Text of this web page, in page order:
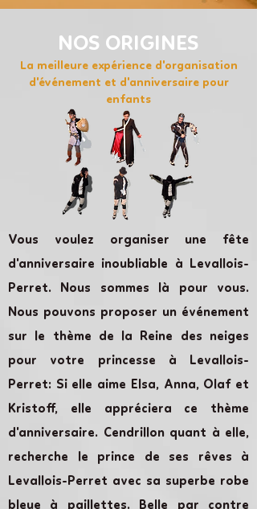
NOS ORIGINES
La meilleure expérience d'organisation
d'événement et d'anniversaire pour
enfants
Vous voulez organiser une fête
d'anniversaire inoubliable à Levallois-
Perret. Nous sommes là pour vous.
Nous pouvons proposer un événement
sur le thème de la Reine des neiges
pour votre princesse à Levallois-
Perret: Si elle aime Elsa, Anna, Olaf et
Kristoff, elle appréciera ce thème
d'anniversaire. Cendrillon quant à elle,
recherche le prince de ses rêves à
Levallois-Perret avec sa superbe robe
bleue à paillettes. Belle par contre